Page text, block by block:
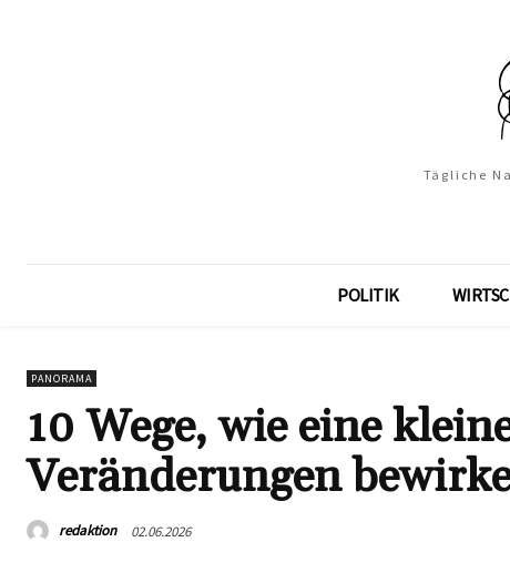
Tägliche
POLITIK
PANORAMA
10 Wege, wie eine
Veränderungen
redaktion 02.06.2026